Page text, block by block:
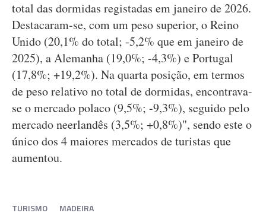
total das dormidas registadas em janeiro de 2026.
Destacaram-se, com um peso superior, o Reino
Unido (20,1% do total; -5,2% que em janeiro de
2025), a Alemanha (19,0%; -4,3%) e Portugal
(17,8%; +19,2%). Na quarta posição, em termos
de peso relativo no total de dormidas, encontrava-
se o mercado polaco (9,5%; -9,3%), seguido pelo
mercado neerlandês (3,5%; +0,8%)", sendo este o
único dos 4 maiores mercados de turistas que
aumentou.
TURISMO MADEIRA